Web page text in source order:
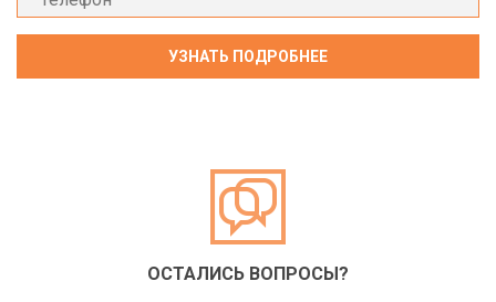
ОСТАЛИСЬ ВОПРОСЫ?